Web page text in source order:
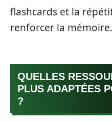
flashcards et la
renforcer la mémoire.
QUELLES
PLUS ADAPTÉES
?